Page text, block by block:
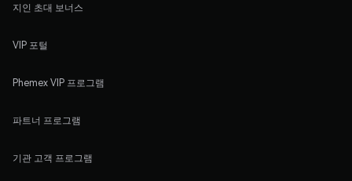
지인 초대 보너스
VIP 포털
Phemex VIP 프로그램
파트너 프로그램
기관 고객 프로그램